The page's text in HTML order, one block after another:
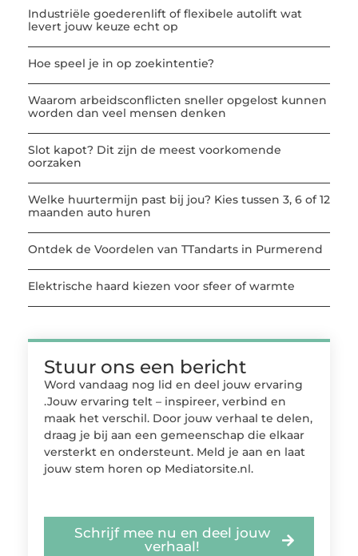
Industriële goederenlift of flexibele autolift wat
levert jouw keuze echt op
Hoe speel je in op zoekintentie?
Waarom arbeidsconflicten sneller opgelost kunnen
worden dan veel mensen denken
Slot kapot? Dit zijn de meest voorkomende
oorzaken
Welke huurtermijn past bij jou? Kies tussen 3, 6 of 12
maanden auto huren
Ontdek de Voordelen van TTandarts in Purmerend
Elektrische haard kiezen voor sfeer of warmte
Stuur ons een bericht
Word vandaag nog lid en deel jouw ervaring
.Jouw ervaring telt – inspireer, verbind en
maak het verschil. Door jouw verhaal te delen,
draag je bij aan een gemeenschap die elkaar
versterkt en ondersteunt. Meld je aan en laat
jouw stem horen op Mediatorsite.nl.
Schrijf mee nu en deel jouw
verhaal!